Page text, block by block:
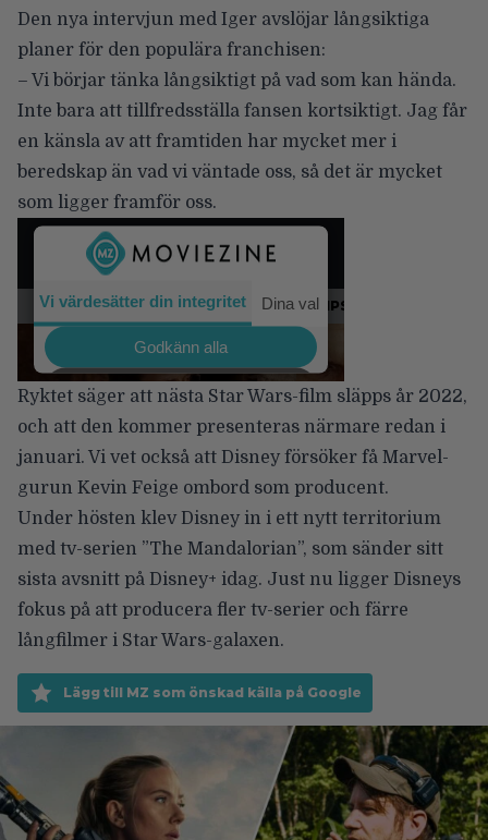
Den nya intervjun med Iger avslöjar långsiktiga
planer för den populära franchisen:
– Vi börjar tänka långsiktigt på vad som kan hända.
Inte bara att tillfredsställa fansen kortsiktigt. Jag får
en känsla av att framtiden har mycket mer i
beredskap än vad vi väntade oss, så det är mycket
som ligger framför oss.
Ryktet säger att nästa Star Wars-film släpps år 2022,
och att den kommer presenteras närmare redan i
januari. Vi vet också att Disney försöker få Marvel-
gurun Kevin Feige ombord som producent.
Under hösten klev Disney in i ett nytt territorium
med tv-serien ”The Mandalorian”, som sänder sitt
sista avsnitt på Disney+ idag. Just nu ligger Disneys
fokus på att producera fler tv-serier och färre
långfilmer i Star Wars-galaxen.
Lägg till MZ som önskad källa på Google